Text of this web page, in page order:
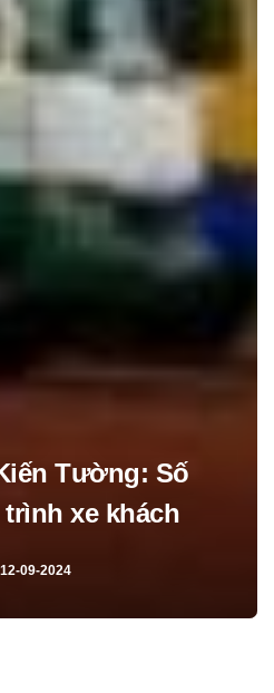
Tường: Số
xe khách
09-2024